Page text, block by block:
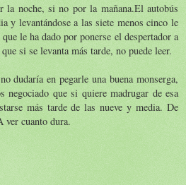
noche, si no por la mañana.El autobús
y levantándose a las siete menos cinco le
le ha dado por ponerse el despertador a
si se levanta más tarde, no puede leer.
dudaría en pegarle una buena monserga,
negociado que si quiere madrugar de esa
más tarde de las nueve y media. De
ver cuanto dura.